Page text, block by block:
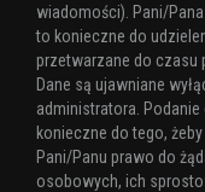
wiadomości). Pani/
to konieczne do
przetwarzane do czasu
Dane są ujawniane
administratora.
konieczne do tego,
Pani/Panu prawo do
osobowych, ich